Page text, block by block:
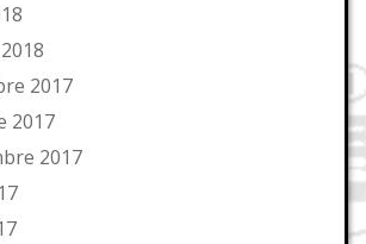
2017
2017
2017